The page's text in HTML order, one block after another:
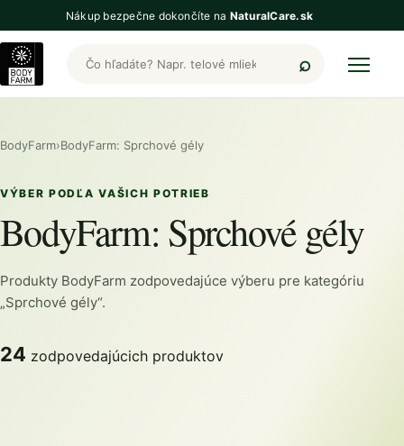
Nákup bezpečne dokončíte na NaturalCare.sk
Hľadať produkty BodyFarm
BodyFarm›BodyFarm: Sprchové gély
VÝBER PODĽA VAŠICH POTRIEB
BodyFarm: Sprchové gély
Produkty BodyFarm zodpovedajúce výberu pre kategóriu
„Sprchové gély“.
24 zodpovedajúcich produktov